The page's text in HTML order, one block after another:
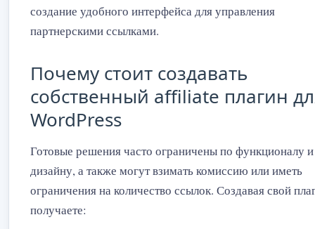
создание удобного интерфейса для управления
партнерскими ссылками.
Почему стоит создавать
собственный affiliate плагин
WordPress
Готовые решения часто ограничены по функционалу и
дизайну, а также могут взимать комиссию или иметь
ограничения на количество ссылок. Создавая свой
получаете: